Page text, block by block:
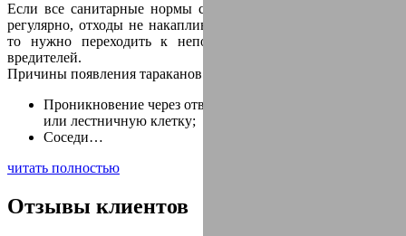
Если все санитарные нормы соблюдены, уборка проводится
регулярно, отходы не накапливаются и регулярно выносятся,
то нужно переходить к непосредственному уничтожению
вредителей.
Причины появления тараканов в квартире:
Проникновение через отверстия для вентиляции, подвал
или лестничную клетку;
Соседи…
читать полностью
Отзывы клиентов